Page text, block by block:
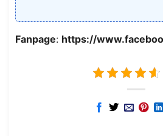
Fanpage: https://